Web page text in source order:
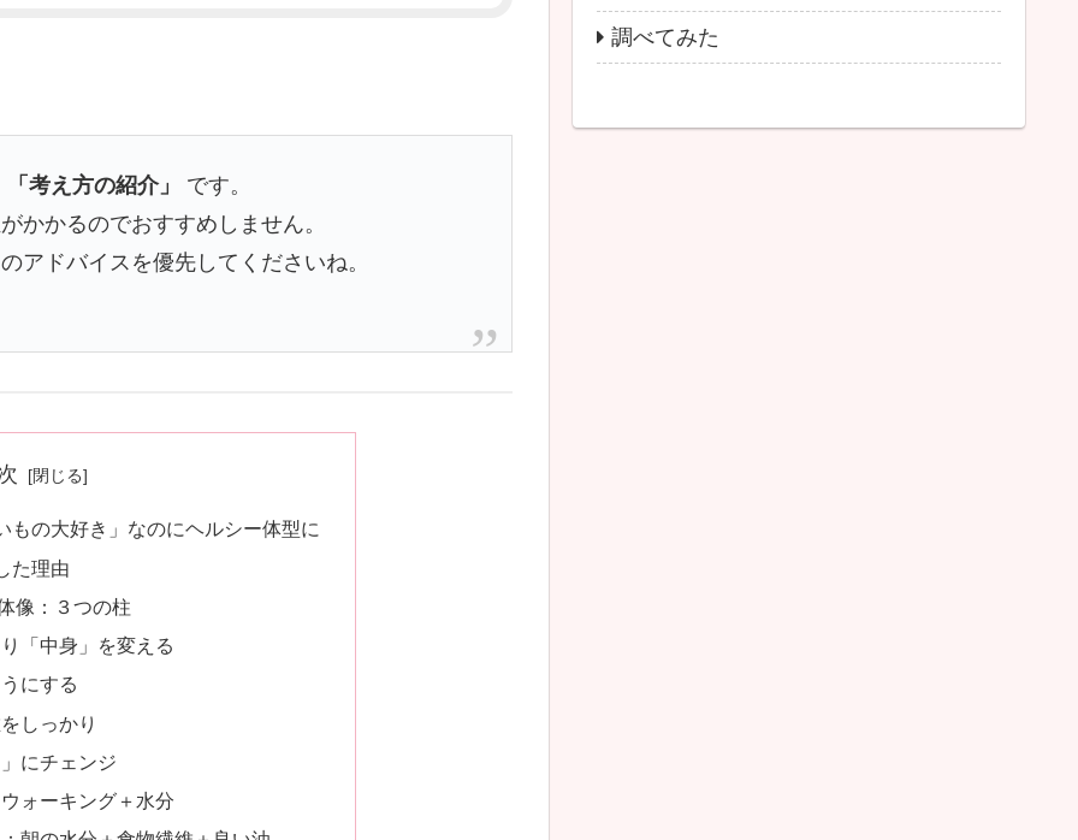
「考え方の紹介」
です。
かかるのでおすすめしません。
アドバイスを優先してくださいね。
もの大好き」なのにヘルシー体型に
た理由
像：３つの柱
「中身」を変える
にする
しっかり
にチェンジ
ォーキング＋水分
調べてみた